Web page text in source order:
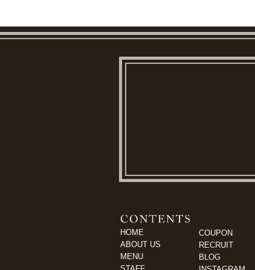
HOME
ABOUT US
MENU
COUPON
RECRUIT
BLOG